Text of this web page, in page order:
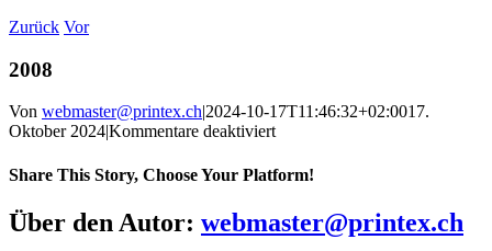
Zurück Vor
2008
Von webmaster@printex.ch|2024-10-17T11:46:32+02:0017.
Oktober 2024|Kommentare deaktiviertfür
Share This Story, Choose Your Platform!
Facebook
X
Reddit
LinkedIn
WhatsApp
Telegram
Tumblr
Pinterest
Vk
Xing
E-
Mail
Über den Autor: webmaster@printex.ch